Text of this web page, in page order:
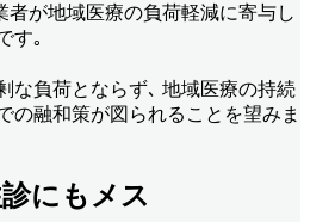
者が地域医療の負荷軽減に寄与し
す｡
な負荷とならず､ 地域医療の持続
の融和策が図られることを望みま
にもメス